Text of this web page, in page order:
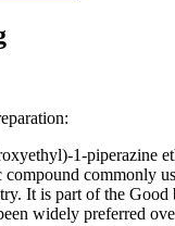
1-piperazine
commonly
It is part of the Good
widely preferred